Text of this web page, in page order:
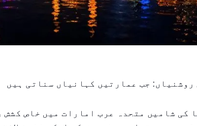
روشنیاں: جب عمارتیں کہانیاں سناتی ہیں
کی شامیں متحدہ عرب امارات میں خاص کشش